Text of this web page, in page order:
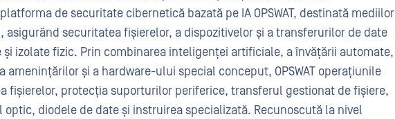
de securitate cibernetică bazată pe IA OPSWAT, destinată mediilor
asigurând securitatea fișierelor, a dispozitivelor și a transferurilor de date
izolate fizic. Prin combinarea inteligenței artificiale, a învățării automate,
amenințărilor și a hardware-ului special conceput, OPSWAT operațiunile
fișierelor, protecția suporturilor periferice, transferul gestionat de fișiere,
diodele de date și instruirea specializată. Recunoscută la nivel